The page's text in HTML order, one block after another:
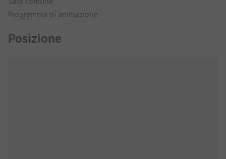
Programma di animazione
Posizione